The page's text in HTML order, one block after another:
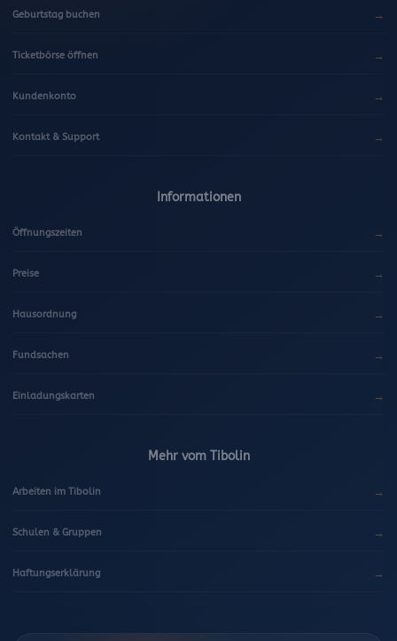
Geburtstag buchen →
Ticketbörse öffnen →
Kundenkonto →
Kontakt & Support →
Informationen
Öffnungszeiten →
Preise →
Hausordnung →
Fundsachen →
Einladungskarten →
Mehr vom Tibolin
Arbeiten im Tibolin →
Schulen & Gruppen →
Haftungserklärung →